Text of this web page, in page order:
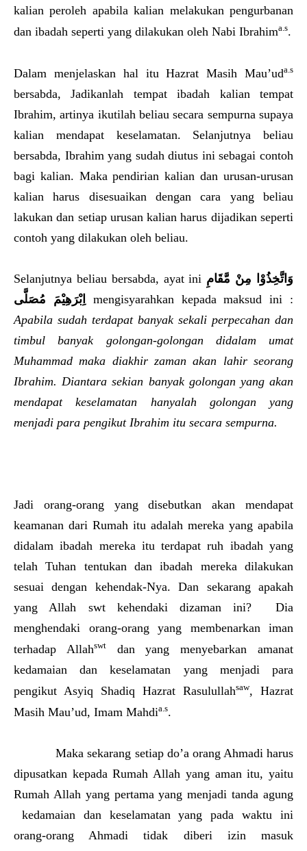
kalian peroleh apabila kalian melakukan pengurbanan
dan ibadah seperti yang dilakukan oleh Nabi Ibrahima.s.
Dalam menjelaskan hal itu Hazrat Masih Mau’uda.s
bersabda, Jadikanlah tempat ibadah kalian tempat
Ibrahim, artinya ikutilah beliau secara sempurna supaya
kalian mendapat keselamatan. Selanjutnya beliau
bersabda, Ibrahim yang sudah diutus ini sebagai contoh
bagi kalian. Maka pendirian kalian dan urusan-urusan
kalian harus disesuaikan dengan cara yang beliau
lakukan dan setiap urusan kalian harus dijadikan seperti
contoh yang dilakukan oleh beliau.
Selanjutnya beliau bersabda, ayat ini وَاتَّخِذُوْا مِنْ مَّقَامِ
اِبْرَهِيْمَ مُصَلَّى
mengisyarahkan kepada maksud ini :
Apabila sudah terdapat banyak sekali perpecahan dan
timbul banyak golongan-golongan didalam umat
Muhammad maka diakhir zaman akan lahir seorang
Ibrahim. Diantara sekian banyak golongan yang akan
mendapat keselamatan hanyalah golongan yang
menjadi para pengikut Ibrahim itu secara sempurna.
Jadi orang-orang yang disebutkan akan mendapat
keamanan dari Rumah itu adalah mereka yang apabila
didalam ibadah mereka itu terdapat ruh ibadah yang
telah Tuhan tentukan dan ibadah mereka dilakukan
sesuai dengan kehendak-Nya. Dan sekarang apakah
yang Allah swt kehendaki dizaman ini? Dia
menghendaki orang-orang yang membenarkan iman
terhadap Allahswtdan yang menyebarkan amanat
kedamaian dan keselamatan yang menjadi para
pengikut Asyiq Shadiq Hazrat Rasulullahsaw, Hazrat
Masih Mau’ud, Imam Mahdia.s.
Maka sekarang setiap do’a orang Ahmadi harus
dipusatkan kepada Rumah Allah yang aman itu, yaitu
Rumah Allah yang pertama yang menjadi tanda agung
kedamaian dan keselamatan yang pada waktu ini
orang-orang Ahmadi tidak diberi izin masuk